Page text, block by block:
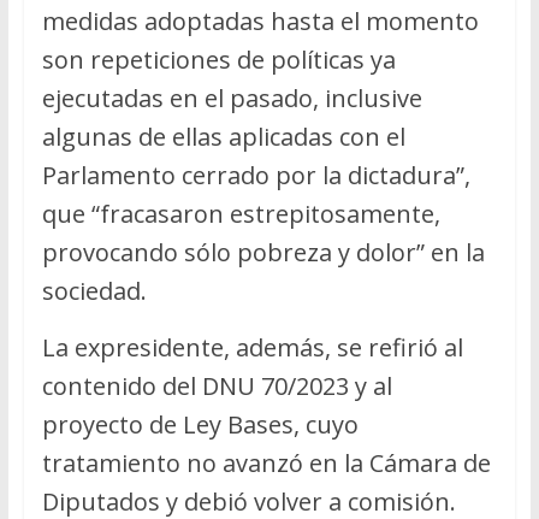
medidas adoptadas hasta el momento
son repeticiones de políticas ya
ejecutadas en el pasado, inclusive
algunas de ellas aplicadas con el
Parlamento cerrado por la dictadura”,
que “fracasaron estrepitosamente,
provocando sólo pobreza y dolor” en la
sociedad.
La expresidente, además, se refirió al
contenido del DNU 70/2023 y al
proyecto de Ley Bases, cuyo
tratamiento no avanzó en la Cámara de
Diputados y debió volver a comisión.